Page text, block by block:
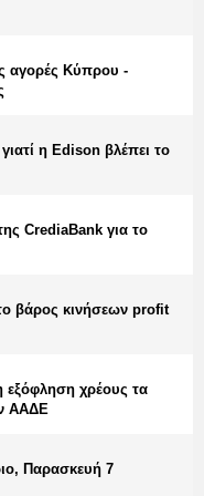
αγορές Κύπρου -
η Edison βλέπει το
CrediaBank για το
βάρος κινήσεων profit
χρέους τα
ΑΑΔΕ
Παρασκευή 7